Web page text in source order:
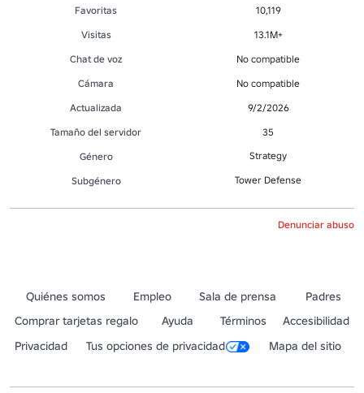
Favoritas
10,119
Visitas
13.1M+
Chat de voz
No compatible
Cámara
No compatible
Actualizada
9/2/2026
Tamaño del servidor
35
Género
Strategy
Subgénero Tower Defense
Denunciar abuso
Quiénes somos Empleo Sala de prensa
Padres
Comprar tarjetas regalo
Ayuda Términos
Accesibilidad
Privacidad
Tus opciones de privacidad Mapa del sitio